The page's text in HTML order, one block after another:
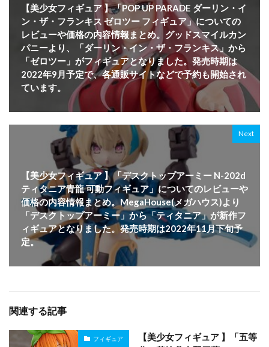
【美少女フィギュア 】「POP UP PARADE ダーリン・イ
ン・ザ・フランキス ゼロツー フィギュア」についての
レビューや価格の内容情報まとめ。グッドスマイルカン
パニーより、「ダーリン・イン・ザ・フランキス」から
「ゼロツー」がフィギュアとなりました。発売時期は
2022年9月予定で、各通販サイトなどで予約も開始され
ています。
Next
【美少女フィギュア 】「デスクトップアーミー N-202d
ティタニア青龍 可動フィギュア」についてのレビューや
価格の内容情報まとめ。MegaHouse(メガハウス)より
「デスクトップアーミー」から「ティタニア」が新作フ
ィギュアとなりました。発売時期は2022年11月下旬予
定。
関連する記事
フィギュア
【美少女フィギュア 】「五等